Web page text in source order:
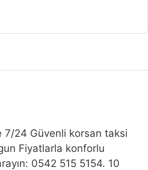
7/24 Güvenli korsan taksi
Fiyatlarla konforlu
0542 515 5154. 10